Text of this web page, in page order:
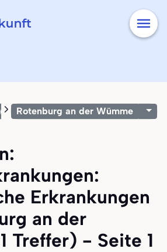
Entzündliche
Rotenburg an der Wümme
Erkrankungen
an der
Treffer) - Seite 1